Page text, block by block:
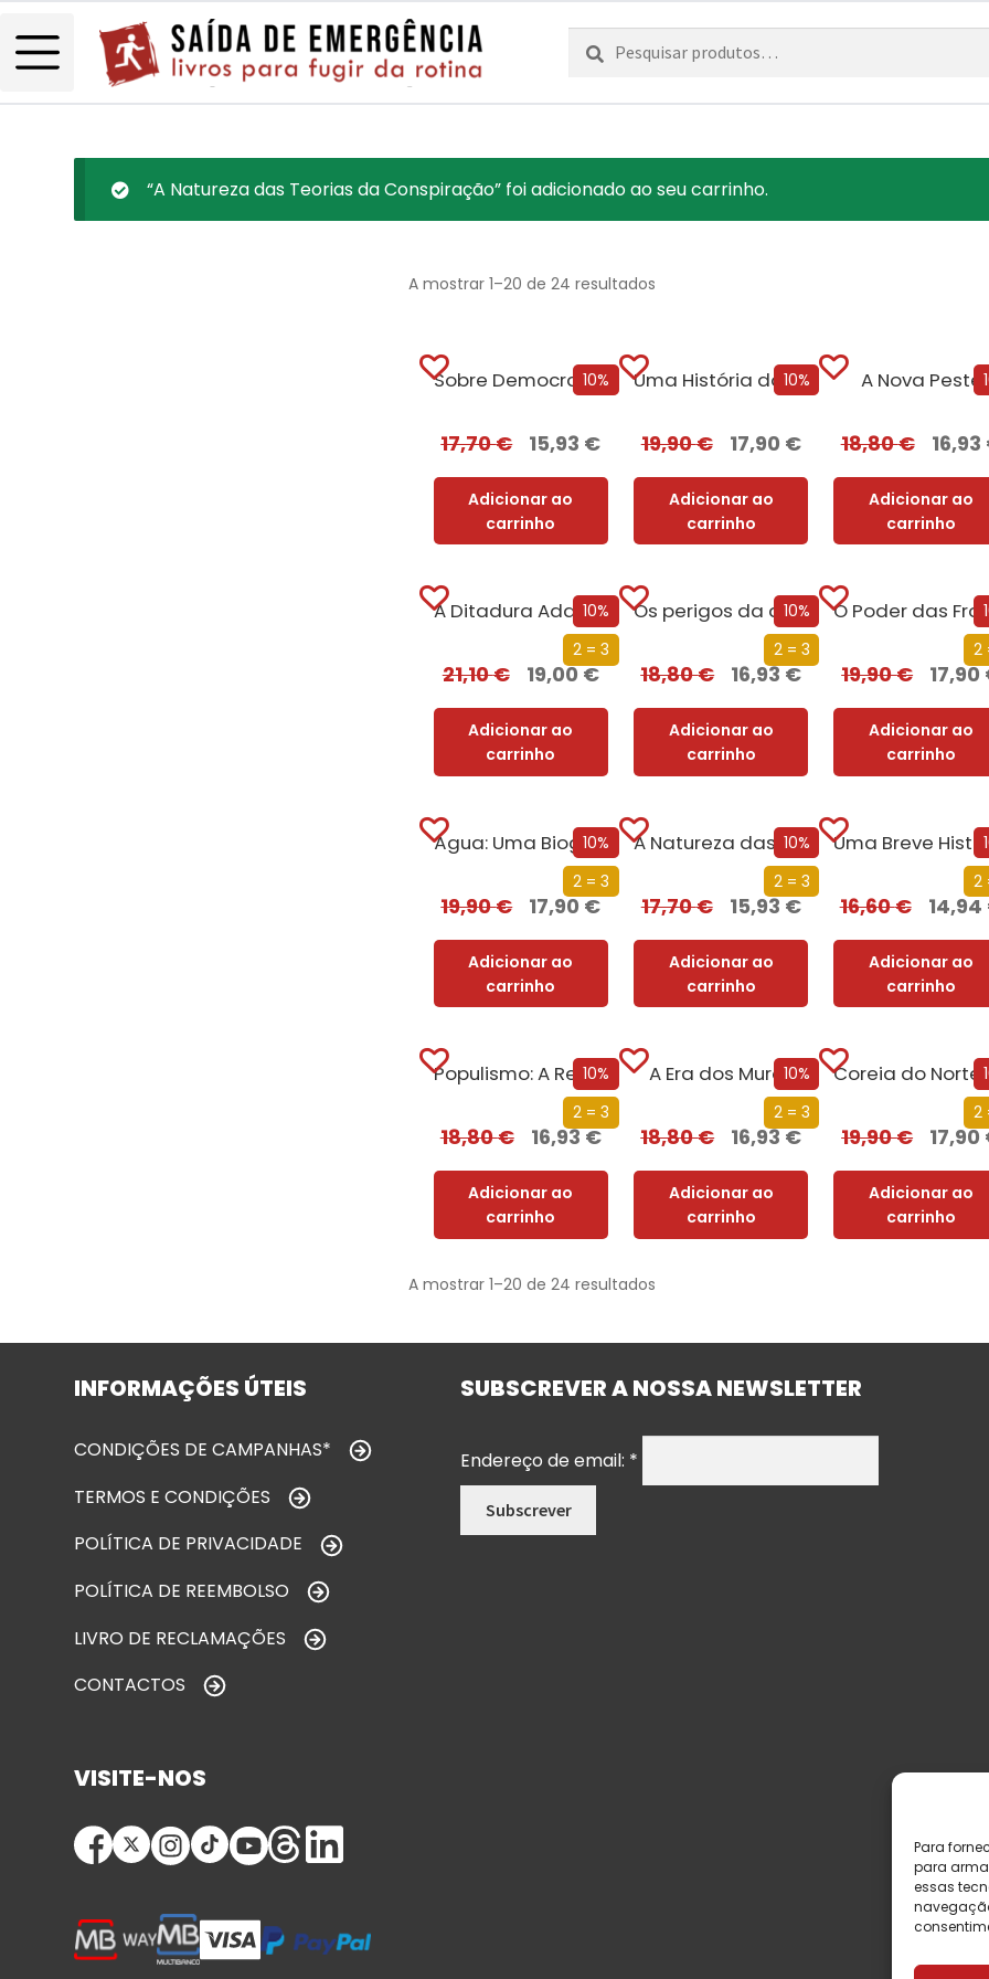
Para
para
essas
Pesquisar
por:
Pesquisa
“A Natureza das Teorias da Conspiração” foi adicionado ao seu carrinho.
A mostrar 1–20 de 24 resultados
10%
Sobre Democracias e Cultos de Morte
17,70€ 15,93 €
Adicionar ao
carrinho
10%
Uma História do Mundo em 47 Fronteiras
19,90€ 17,90 €
Adicionar ao
carrinho
A Nova Peste
18,80€ 16,93
Adicionar ao
carrinho
10%
2 = 3
A Ditadura Adaptada ao Século XXI
21,10€ 19,00€
Adicionar ao
carrinho
10%
2 = 3
Os perigos da direita radical: Bolsonaro, Ventura e não só!
18,80€ 16,93€
Adicionar ao
carrinho
2
19,90€ 17,90
Adicionar ao
carrinho
10%
2 = 3
Água: Uma BiografiaÁgua: Uma Biografia
19,90€ 17,90€
Adicionar ao
carrinho
10%
2 = 3
A Natureza das Teorias da Conspiração
17,70€ 15,93€
Adicionar ao
carrinho
2
16,60€ 14,94
Adicionar ao
carrinho
10%
2 = 3
Populismo: A Revolta Contra a Democracia Liberal
18,80€ 16,93€
Adicionar ao
carrinho
10%
2 = 3
A Era dos Muros
18,80€ 16,93€
Adicionar ao
carrinho
2
Coreia
19,90€ 17,90
Adicionar ao
carrinho
A mostrar 1–20 de 24 resultados
INFORMAÇÕES ÚTEIS
CONDIÇÕES DE CAMPANHAS*
TERMOS E CONDIÇÕES
POLÍTICA DE PRIVACIDADE
POLÍTICA DE REEMBOLSO
LIVRO DE RECLAMAÇÕES
CONTACTOS
SUBSCREVER A NOSSA NEWSLETTER
Endereço de email: *
VISITE-NOS